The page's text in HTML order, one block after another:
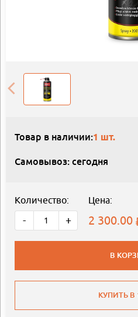
Товар в наличии:1 шт.
Самовывоз: сегодня
Количество:
- +
Цена:
2 300.00
В
КУПИТЬ В